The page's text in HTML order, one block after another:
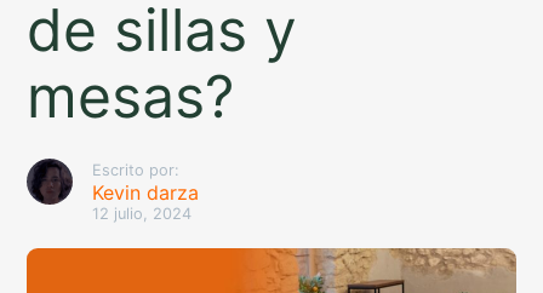
de sillas y
mesas?
Escrito por:
Kevin darza
12 julio, 2024